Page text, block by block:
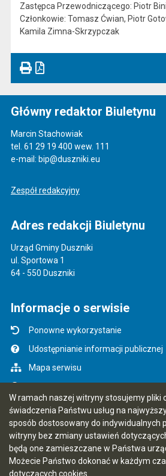
W ramach naszej witryny stosujemy pliki
świadczenia Państwu usług na
sposób dostosowany do indywidualnych
witryny bez zmiany ustawień
będą one zamieszczane w Państwa
Możecie Państwo dokonać w każdym
dotyczących cookies.
Zastępca Przewodniczącego: Piotr
Członkowie: Tomasz Ćwian, Piotr
Kamila Zimna-Skrzypczak
Główny redaktor Biuletynu
Marcin Stachowiak
tel. 61 29 19 400 wew. 111
e-mail: bip@duszniki.eu
Zespół redakcyjny
Adres redakcji Biuletynu
Urząd Gminy Duszniki
ul. Sportowa 1
64 - 550 Duszniki
Informacje o serwisie
Ponowne wykorzystanie
Udostępnianie informacji publicznej
Mapa serwisu
Statystyki oglądalności
Ostatnio dodane
Rejestr zmian
Ostatnia aktualizacja BIP: